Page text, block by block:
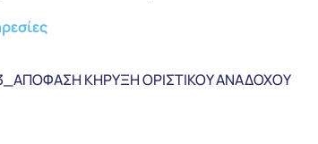
ΚΗΡΥΞΗ ΟΡΙΣΤΙΚΟΥ ΑΝΑΔΟΧΟΥ